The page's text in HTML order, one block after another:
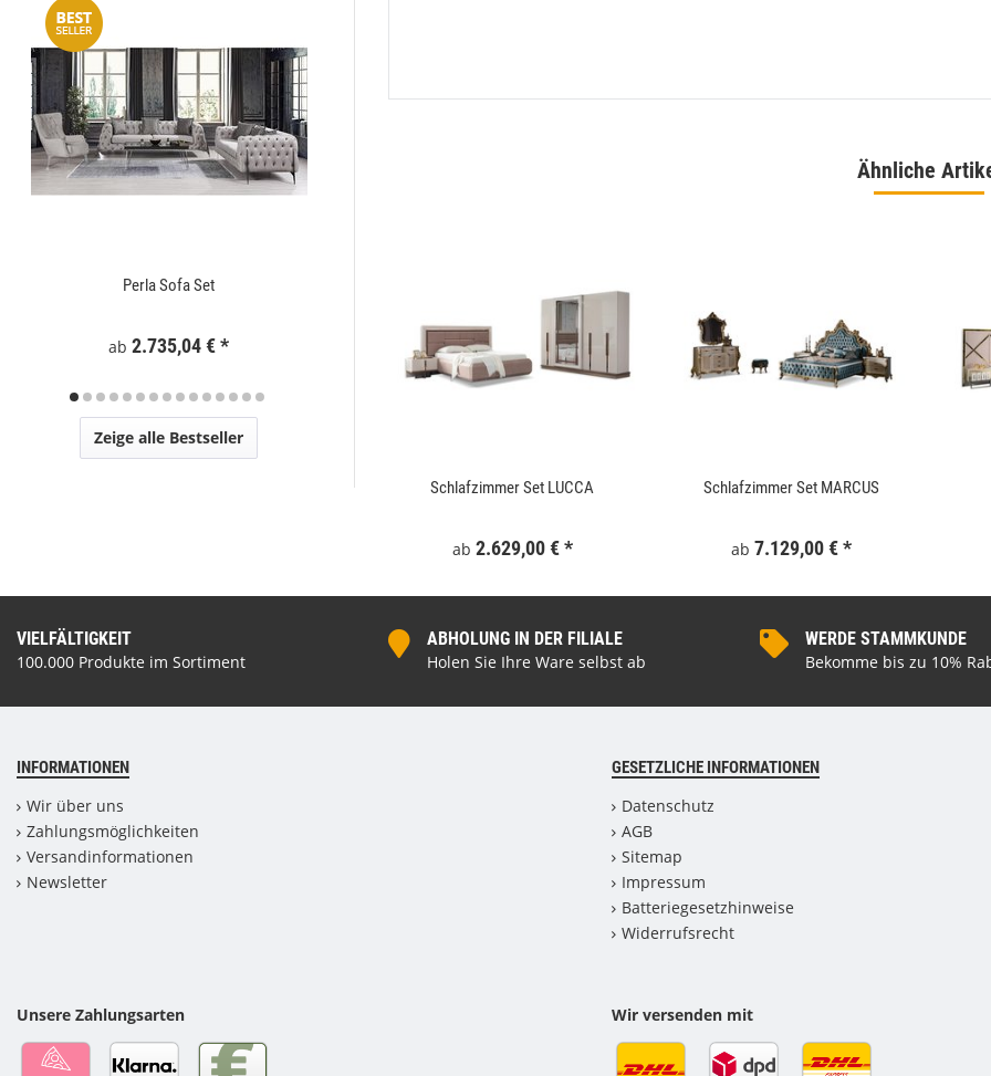
Ähnliche
Schlafzimmer Set LUCCA
ab 2.629,00 € *
Schlafzimmer Set MARCUS
ab 7.129,00 € *
Perla Sofa Set
ab 2.735,04 €* 295,99 € 34,99 €*
Zeige alle Bestseller
VIELFÄLTIGKEIT
100.000 Produkte im Sortiment
ABHOLUNG IN DER FILIALE
Holen Sie Ihre Ware selbst ab
WERDE STAMMKUNDE
Bekomme bis zu 10%
INFORMATIONEN
Wir über uns
Zahlungsmöglichkeiten
Versandinformationen
Newsletter
GESETZLICHE INFORMATIONEN
Datenschutz
AGB
Sitemap
Impressum
Batteriegesetzhinweise
Widerrufsrecht
Unsere Zahlungsarten Wir versenden mit